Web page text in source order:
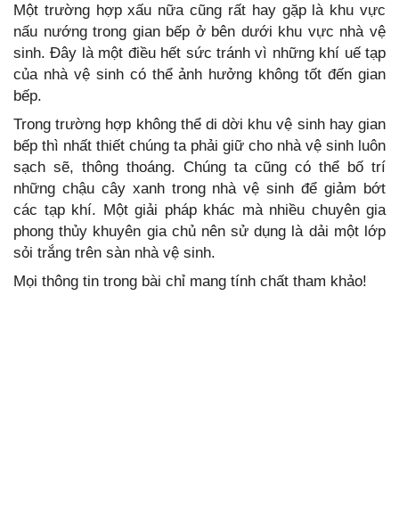
Một trường hợp xấu nữa cũng rất hay gặp là khu vực
nấu nướng trong gian bếp ở bên dưới khu vực nhà vệ
sinh. Đây là một điều hết sức tránh vì những khí uế tạp
của nhà vệ sinh có thể ảnh hưởng không tốt đến gian
bếp.
Trong trường hợp không thể di dời khu vệ sinh hay gian
bếp thì nhất thiết chúng ta phải giữ cho nhà vệ sinh luôn
sạch sẽ, thông thoáng. Chúng ta cũng có thể bố trí
những chậu cây xanh trong nhà vệ sinh để giảm bớt
các tạp khí. Một giải pháp khác mà nhiều chuyên gia
phong thủy khuyên gia chủ nên sử dụng là dải một lớp
sỏi trắng trên sàn nhà vệ sinh.
Mọi thông tin trong bài chỉ mang tính chất tham khảo!